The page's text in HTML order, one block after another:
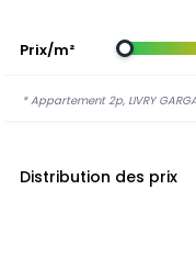
Prix/m²
* Appartement 2p, LIVRY
Distribution des prix